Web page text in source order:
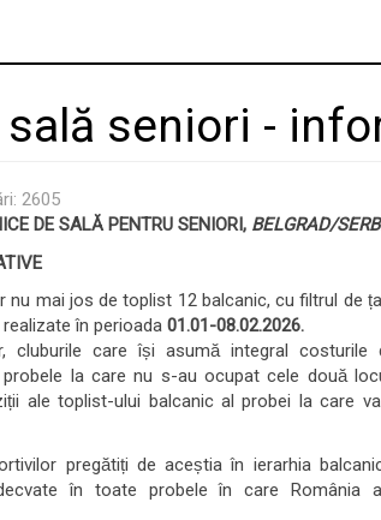
seniori -
2605
DE SALĂ PENTRU SENIORI, BELGRAD/
mai jos de toplist 12 balcanic, cu filtrul de
în perioada 01.01-08.02.2026.
cluburile care își asumă integral costurile
la care nu s-au ocupat cele două
ale toplist-ului balcanic al probei la care
pregătiți de aceștia în ierarhia
în toate probele în care România